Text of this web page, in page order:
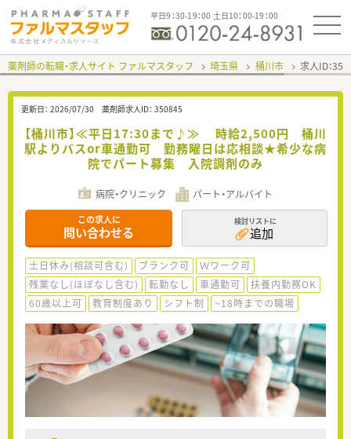
平日9：30-19：00 土日10：00-19：00
薬剤師の転職・求人サイト ファルマスタッフ 埼玉県 桶川市 求人ID：
更新日： 2026/07/30 薬剤師求人ID： 350845
【桶川市】≪平日17:30まで♪≫ 時給2,500円 桶川
駅よりバスor車通勤可 勤務曜日は応相談★希少な病
院でパート募集 入院調剤のみ
病院・クリニック パート・アルバイト
この求人に
問い合わせる
検討リストに
追加
土日休み(相談可含む) ブランク可
Ｗワーク可
残業なし(ほぼなし含む)
転勤なし 車通勤可
扶養内勤務OK
60歳以上可
教育制度あり シフト制 ~18時までの職場